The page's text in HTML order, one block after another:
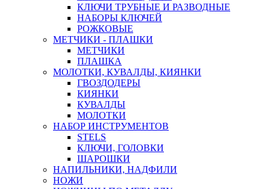
КЛЮЧИ ТРУБНЫЕ И РАЗВОДНЫЕ
НАБОРЫ КЛЮЧЕЙ
РОЖКОВЫЕ
МЕТЧИКИ - ПЛАШКИ
МЕТЧИКИ
ПЛАШКА
МОЛОТКИ, КУВАЛДЫ, КИЯНКИ
ГВОЗДОДЕРЫ
КИЯНКИ
КУВАЛДЫ
МОЛОТКИ
НАБОР ИНСТРУМЕНТОВ
STELS
КЛЮЧИ, ГОЛОВКИ
ШАРОШКИ
НАПИЛЬНИКИ, НАДФИЛИ
НОЖИ